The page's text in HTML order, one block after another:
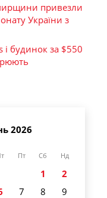
привезли
України з
і будинок за $550
2026
Пт Сб Нд
1
2
7 8
9